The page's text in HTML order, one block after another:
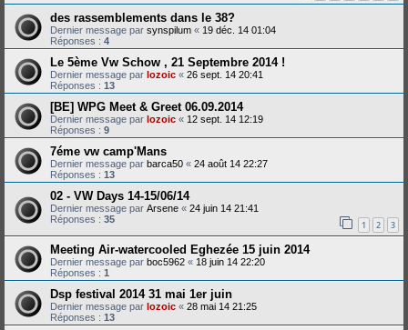
des rassemblements dans le 38?
Dernier message par synspilum « 19 déc. 14 01:04
Réponses : 4
Le 5ème Vw Schow , 21 Septembre 2014 !
Dernier message par lozoic « 26 sept. 14 20:41
Réponses : 13
[BE] WPG Meet & Greet 06.09.2014
Dernier message par lozoic « 12 sept. 14 12:19
Réponses : 9
7éme vw camp'Mans
Dernier message par barca50 « 24 août 14 22:27
Réponses : 13
02 - VW Days 14-15/06/14
Dernier message par Arsene « 24 juin 14 21:41
Réponses : 35 1 2 3
Meeting Air-watercooled Eghezée 15 juin 2014
Dernier message par boc5962 « 18 juin 14 22:20
Réponses : 1
Dsp festival 2014 31 mai 1er juin
Dernier message par lozoic « 28 mai 14 21:25
Réponses : 13